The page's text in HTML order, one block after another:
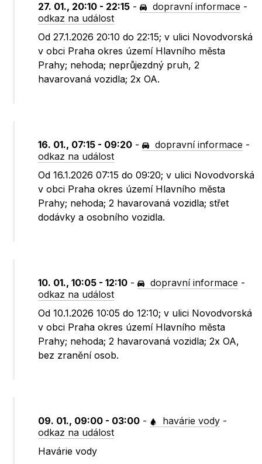
27. 01., 20:10 - 22:15 - dopravní informace -
odkaz na událost
Od 27.1.2026 20:10 do 22:15; v ulici Novodvorská
v obci Praha okres území Hlavního města
Prahy; nehoda; neprůjezdný pruh, 2
havarovaná vozidla; 2x OA.
16. 01., 07:15 - 09:20 - dopravní informace -
odkaz na událost
Od 16.1.2026 07:15 do 09:20; v ulici Novodvorská
v obci Praha okres území Hlavního města
Prahy; nehoda; 2 havarovaná vozidla; střet
dodávky a osobního vozidla.
10. 01., 10:05 - 12:10 - dopravní informace -
odkaz na událost
Od 10.1.2026 10:05 do 12:10; v ulici Novodvorská
v obci Praha okres území Hlavního města
Prahy; nehoda; 2 havarovaná vozidla; 2x OA,
bez zranění osob.
09. 01., 09:00 - 03:00 - havárie vody -
odkaz na událost
Havárie vody